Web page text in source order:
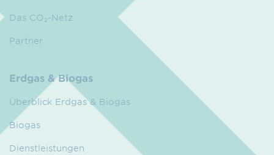
Das CO₂-Netz
Partner
Erdgas & Biogas
Überblick Erdgas & Biogas
Biogas
Dienstleistungen